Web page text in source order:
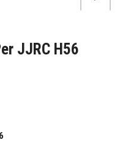
JJRC H56